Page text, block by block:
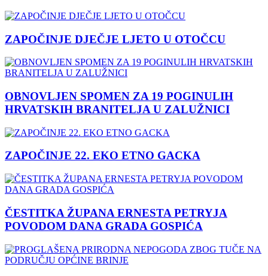
ZAPOČINJE DJEČJE LJETO U OTOČCU
OBNOVLJEN SPOMEN ZA 19 POGINULIH
HRVATSKIH BRANITELJA U ZALUŽNICI
ZAPOČINJE 22. EKO ETNO GACKA
ČESTITKA ŽUPANA ERNESTA PETRYJA
POVODOM DANA GRADA GOSPIĆA